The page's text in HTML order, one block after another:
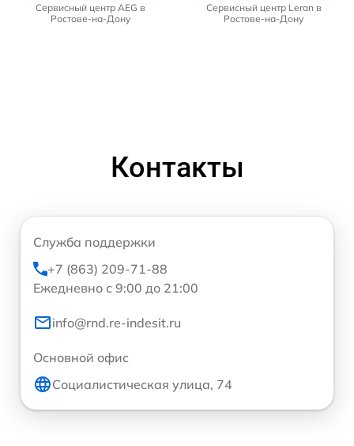
Сервисный центр AEG в
Ростове-на-Дону
Сервисный центр Leran в
Ростове-на-Дону
Контакты
Служба поддержки
+7 (863) 209-71-88
Ежедневно с 9:00 до 21:00
info@rnd.re-indesit.ru
Основной офис
Социалистическая улица, 74